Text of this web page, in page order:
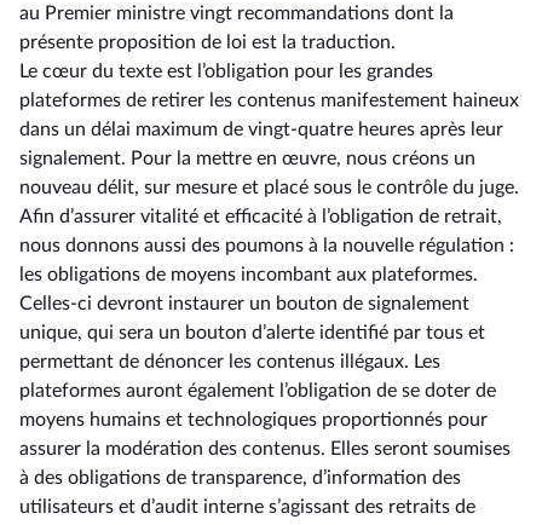
au Premier ministre vingt recommandations dont la
présente proposition de loi est la traduction.
Le cœur du texte est l’obligation pour les grandes
plateformes de retirer les contenus manifestement haineux
dans un délai maximum de vingt-quatre heures après leur
signalement. Pour la mettre en œuvre, nous créons un
nouveau délit, sur mesure et placé sous le contrôle du juge.
Afin d’assurer vitalité et efficacité à l’obligation de retrait,
nous donnons aussi des poumons à la nouvelle régulation :
les obligations de moyens incombant aux plateformes.
Celles-ci devront instaurer un bouton de signalement
unique, qui sera un bouton d’alerte identifié par tous et
permettant de dénoncer les contenus illégaux. Les
plateformes auront également l’obligation de se doter de
moyens humains et technologiques proportionnés pour
assurer la modération des contenus. Elles seront soumises
à des obligations de transparence, d’information des
utilisateurs et d’audit interne s’agissant des retraits de